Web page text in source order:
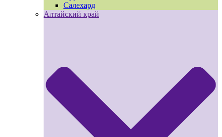
Салехард
Алтайский край